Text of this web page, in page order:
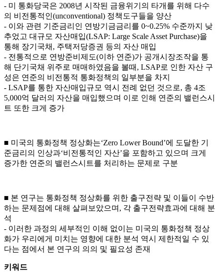
- 미 통화당국은 2008년 시작된 금융위기의 타개를 위해 다수
의 비전통적인(unconventional) 정책도구들을 양산
- 이와 관련 기준금리인 연방기금금리를 0~0.25% 수준까지 낮
추었고 대규모 자산매입(LSAP: Large Scale Asset Purchase)을
통해 장기국채, 주택저당증권 등의 자산 매입
- 전통적으로 연방준비제도(이하 연준)가 공개시장조작을 통
해 단기국채 위주로 매매하였음을 볼때, LSAP로 인한 자산 구
성은 연준의 비전통적 통화정책의 일부분을 차지
- LSAP를 통한 자산매입규모 역시 전례 없던 것으로, 총 4조
5,000억 달러의 자산을 매입했으며 이로 인해 연준의 밸런스시
트 또한 크게 증가
■ 미국의 통화정책 정상화는‘Zero Lower Bound’에 도달한 기
준금리의 인상과‘비전통적인 자산’을 포함하고 있으며 크게
증가한 연준의 밸런스시트를 처리하는 문제로 구분
■ 본 연구는 통화정책 정상화를 위한 출구전략 및 이들이 수반
하는 문제점에 대해 살펴보았으며, 각 출구전략효과에 대해 분
석
- 이러한 과정의 세부적인 이해 없이는 미국의 통화정책 정상
화가 우리에게 미치는 영향에 대한 분석 역시 제한적일 수 있
다는 점에서 본 연구의 의의 및 필요성 존재
키워드